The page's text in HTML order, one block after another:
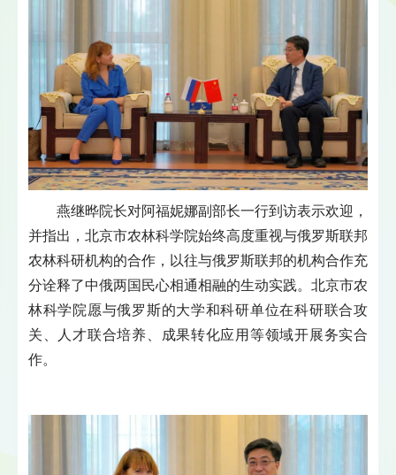
燕继晔院长对阿福妮娜副部长一行到访表示欢迎，
并指出，北京市农林科学院始终高度重视与俄罗斯联邦
农林科研机构的合作，以往与俄罗斯联邦的机构合作充
分诠释了中俄两国民心相通相融的生动实践。北京市农
林科学院愿与俄罗斯的大学和科研单位在科研联合攻
关、人才联合培养、成果转化应用等领域开展务实合
作。